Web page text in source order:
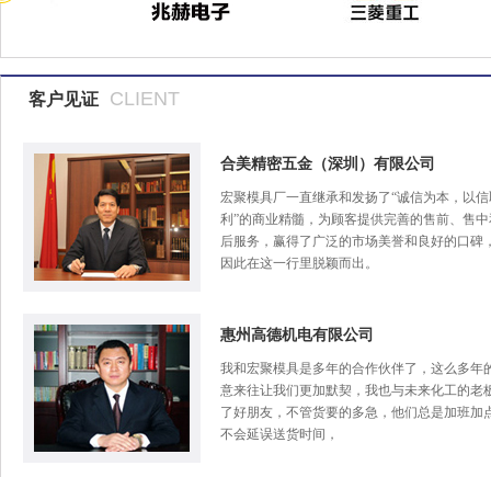
客户见证 CLIENT
合美精密五金（深圳）有限公司
宏聚模具厂一直继承和发扬了“诚信为本，以信
利”的商业精髓，为顾客提供完善的售前、售
后服务，赢得了广泛的市场美誉和良好的口碑
因此在这一行里脱颖而出。
惠州高德机电有限公司
我和宏聚模具是多年的合作伙伴了，这么多年
意来往让我们更加默契，我也与未来化工的老
了好朋友，不管货要的多急，他们总是加班加
不会延误送货时间，